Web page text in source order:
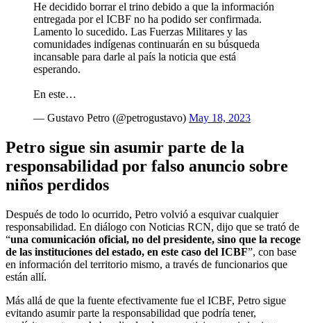
He decidido borrar el trino debido a que la información
entregada por el ICBF no ha podido ser confirmada.
Lamento lo sucedido. Las Fuerzas Militares y las
comunidades indígenas continuarán en su búsqueda
incansable para darle al país la noticia que está
esperando.
En este…
— Gustavo Petro (@petrogustavo) May 18, 2023
Petro sigue sin asumir parte de la
responsabilidad por falso anuncio sobre
niños perdidos
Después de todo lo ocurrido, Petro volvió a esquivar cualquier
responsabilidad. En diálogo con Noticias RCN, dijo que se trató de
“una comunicación oficial, no del presidente, sino que la recoge
de las instituciones del estado, en este caso del ICBF”, con base
en información del territorio mismo, a través de funcionarios que
están allí.
Más allá de que la fuente efectivamente fue el ICBF, Petro sigue
evitando asumir parte la responsabilidad que podría tener,